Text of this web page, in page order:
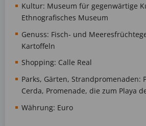
Kultur: Museum für gegenwärtige
Ethnografisches Museum
Genuss: Fisch- und
Kartoffeln
Shopping: Calle Real
Parks, Gärten, Strandpromenaden:
Cerda, Promenade, die zum Playa
Währung: Euro